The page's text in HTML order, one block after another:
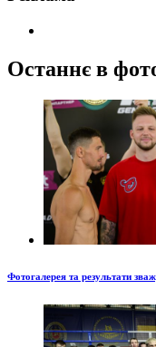
Останнє в
Фотогалерея та результати